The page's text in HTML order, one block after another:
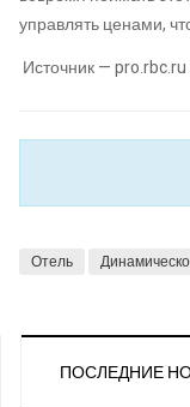
управлять ценами,
Источник — pro.rbc.ru
Отель
ПОСЛЕДНИЕ